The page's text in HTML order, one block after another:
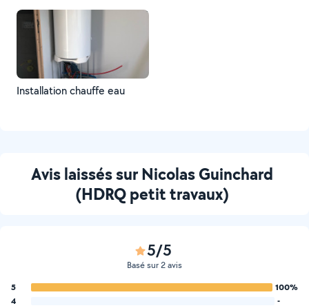
Installation chauffe eau
Avis laissés sur Nicolas Guinchard
(HDRQ petit travaux)
5/5
Basé sur 2 avis
5
100%
4
-